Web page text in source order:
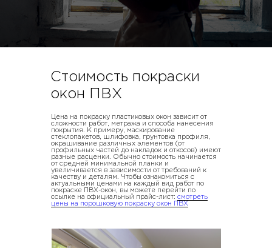
Стоимость покраски
окон ПВХ
Цена на покраску пластиковых окон зависит от
сложности работ, метража и способа нанесения
покрытия. К примеру, маскирование
стеклопакетов, шлифовка, грунтовка профиля,
окрашивание различных элементов (от
профильных частей до накладок и откосов) имеют
разные расценки. Обычно стоимость начинается
от средней минимальной планки и
увеличивается в зависимости от требований к
качеству и деталям. Чтобы ознакомиться с
актуальными ценами на каждый вид работ по
покраске ПВХ-окон, вы можете перейти по
ссылке на официальный прайс-лист: смотреть
цены на порошковую покраску окон ПВХ